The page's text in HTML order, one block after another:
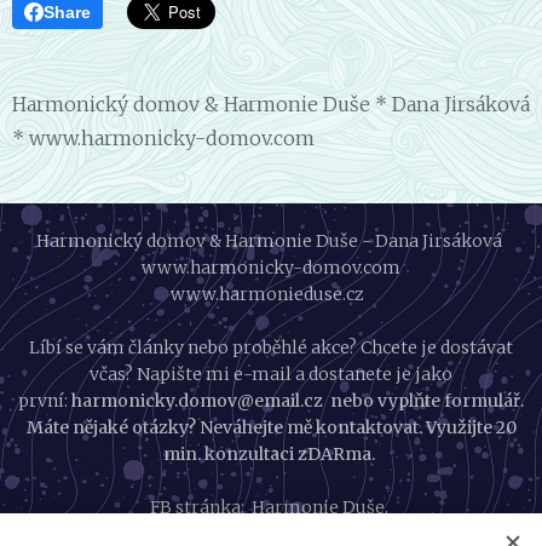
Share
Harmonický domov & Harmonie Duše * Dana Jirsáková
* www.harmonicky-domov.com
Harmonický domov & Harmonie Duše - Dana Jirsáková
www.harmonicky-domov.com
www.harmonieduse.cz
Líbí se vám články nebo proběhlé akce? Chcete je dostávat
včas? Napište mi e-mail a dostanete je jako
první: harmonicky.domov@email.cz nebo vyplňte formulář.
Máte nějaké otázky? Neváhejte mě kontaktovat. Využijte 20
min. konzultaci zDARma.
FB stránka: Harmonie Duše,